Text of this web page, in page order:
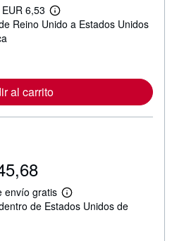
6,53
M
á
o
c
r
e
Reino Unido a Estados Unidos
al carrito
envío gratis
M
á
de Estados Unidos de